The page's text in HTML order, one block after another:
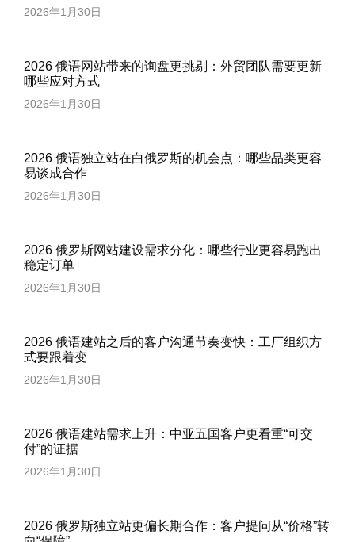
2026年1月30日
2026 俄语网站带来的询盘更挑剔：外贸团队需要更新
哪些应对方式
2026年1月30日
2026 俄语独立站在白俄罗斯的机会点：哪些品类更容
易谈成合作
2026年1月30日
2026 俄罗斯网站建设需求分化：哪些行业更容易跑出
稳定订单
2026年1月30日
2026 俄语建站之后的客户沟通节奏变快：工厂组织方
式要跟着变
2026年1月30日
2026 俄语建站需求上升：中亚五国客户更看重“可交
付”的证据
2026年1月30日
2026 俄罗斯独立站更偏长期合作：客户提问从“价格”转